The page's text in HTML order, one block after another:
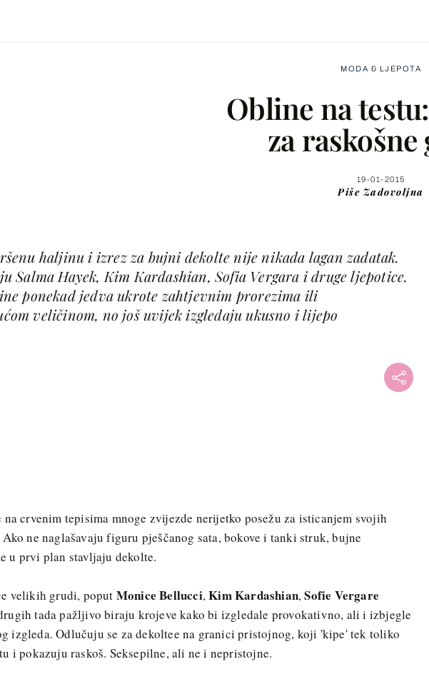
MODA & LJEPOTA
Obline na
za
19-01-2015
Piše Zadovoljna
haljinu i izrez za bujni dekolte nije nikada lagan zadatak.
Salma Hayek, Kim Kardashian, Sofia Vergara i druge ljepotice.
ponekad jedva ukrote zahtjevnim prorezima ili
veličinom, no još uvijek izgledaju ukusno i lijepo
WhatsApp
Viber
crvenim tepisima mnoge zvijezde nerijetko posežu za isticanjem svojih
ne naglašavaju figuru pješčanog sata, bokove i tanki struk, bujne
u prvi plan stavljaju dekolte.
velikih grudi, poput Monice Bellucci,Kim Kardashian,Sofie Vergare
tada pažljivo biraju krojeve kako bi izgledale provokativno, ali i izbjegle
izgleda. Odlučuju se za dekoltee na granici pristojnog, koji 'kipe' tek toliko
i pokazuju raskoš. Seksepilne, ali ne i nepristojne.